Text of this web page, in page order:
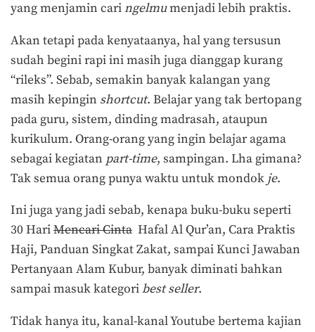
yang menjamin caringelmumenjadi lebih praktis.
Akan tetapi pada kenyataanya, hal yang tersusun
sudah begini rapi ini masih juga dianggap kurang
“rileks”. Sebab, semakin banyak kalangan yang
masih kepingin shortcut. Belajar yang tak bertopang
pada guru, sistem, dinding madrasah, ataupun
kurikulum. Orang-orang yang ingin belajar agama
sebagai kegiatan part-time, sampingan. Lha gimana?
Tak semua orang punya waktu untuk mondok je.
Ini juga yang jadi sebab, kenapa buku-buku seperti
30 HariMencari Cinta Hafal Al Qur’an, Cara Praktis
Haji, Panduan Singkat Zakat, sampai Kunci Jawaban
Pertanyaan Alam Kubur, banyak diminati bahkan
sampai masuk kategoribest seller.
Tidak hanya itu, kanal-kanal Youtube bertema kajian